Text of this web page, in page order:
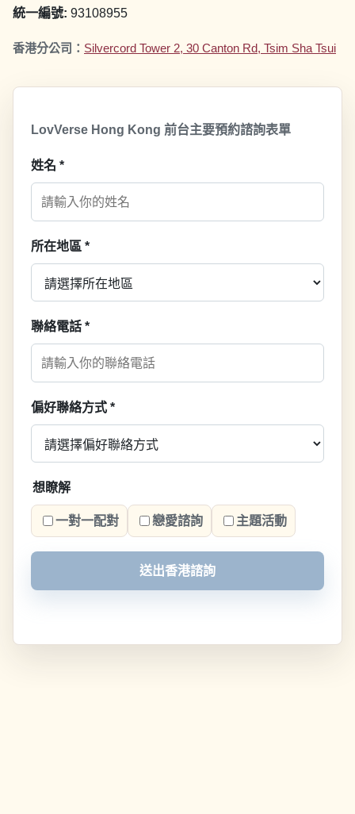
統一編號: 93108955
香港分公司 ： Silvercord Tower 2, 30 Canton Rd, Tsim Sha Tsui
LovVerse Hong Kong 前台主要預約諮詢表單
姓名 *
所在地區 *
聯絡電話 *
偏好聯絡方式 *
想瞭解
一對一配對 戀愛諮詢 主題活動
送出香港諮詢